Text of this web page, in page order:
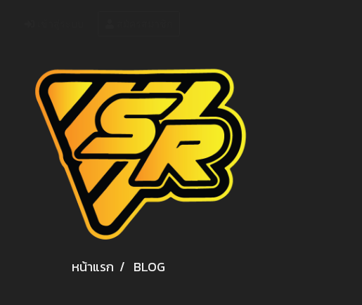
หน้าแรก BLOG